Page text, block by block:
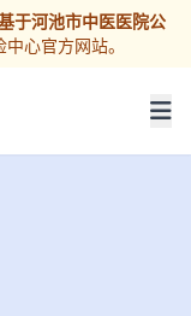
于河池市中医医院公
心官方网站。